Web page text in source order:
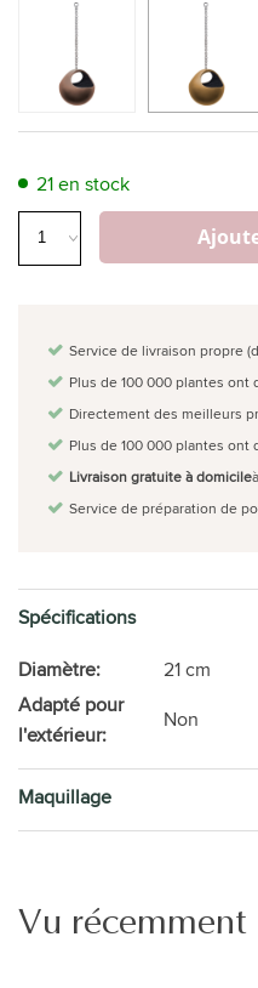
21 en stock
Service de livraison propre
Plus de 100 000 plantes ont
Directement des meilleurs
Plus de 100 000 plantes ont
Livraison gratuite à domicile
Service de préparation de
Spécifications
Diamètre:
21 cm
Adapté pour
l'extérieur:
Non
Maquillage
Vu récemment